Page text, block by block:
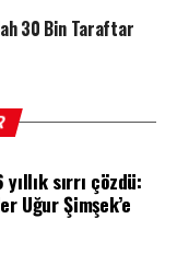
30 Bin Taraftar
sırrı çözdü:
Uğur Şimşek’e